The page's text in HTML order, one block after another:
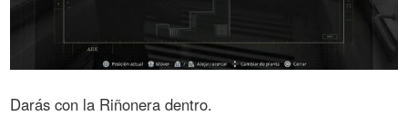
Darás con la Riñonera dentro.